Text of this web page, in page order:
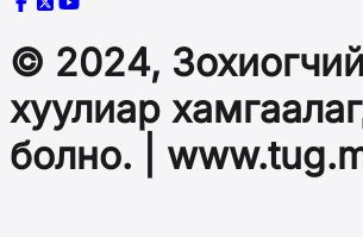
© 2024,
хуулиар
болно. |